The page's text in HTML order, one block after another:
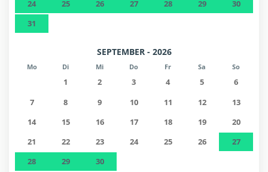
Entfernung zu den Skipisten -
AreitXpress (Schmittenhöhe)
4,9 km
Nächste Stadt - Zell am See
See-Kaprun
6,5 km
Entfernung zu den Skipisten - CityXpress
24
25 26 27 28 29
30
31
SEPTEMBER - 2026
Mo Di Mi Do Fr Sa So
1 2 3 4 5
6
7
8 9 10 11 12
13
14
15 16 17 18 19
20
21
22 23 24 25 26
27
28
29 30